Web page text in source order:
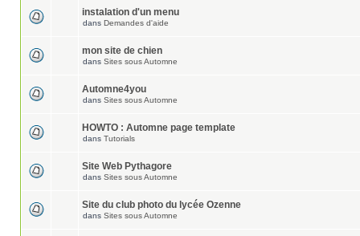
instalation d'un menu
dans Demandes d'aide
mon site de chien
dans Sites sous Automne
Automne4you
dans Sites sous Automne
HOWTO : Automne page template
dans Tutorials
Site Web Pythagore
dans Sites sous Automne
Site du club photo du lycée Ozenne
dans Sites sous Automne